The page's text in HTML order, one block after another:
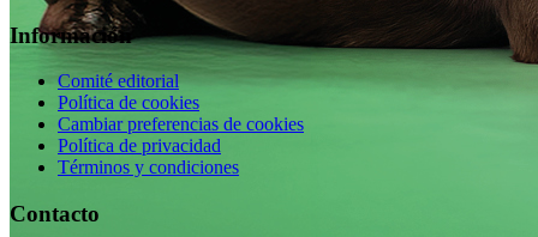
Información
Comité editorial
Política de cookies
Cambiar preferencias de cookies
Política de privacidad
Términos y condiciones
Contacto